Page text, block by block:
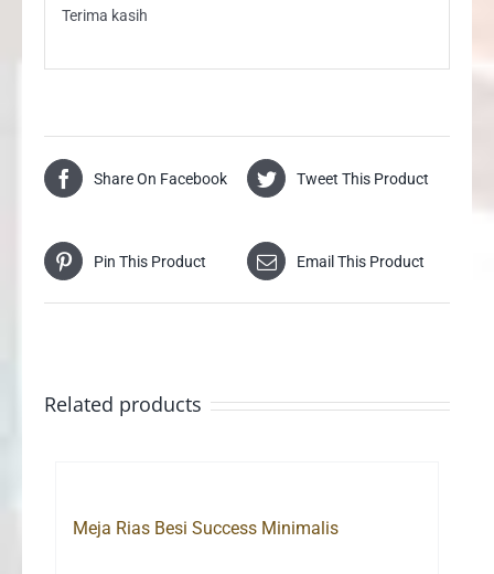
Terima kasih
Share On Facebook Tweet This Product
Pin This Product Email This Product
Related products
Meja Rias Besi Success Minimalis